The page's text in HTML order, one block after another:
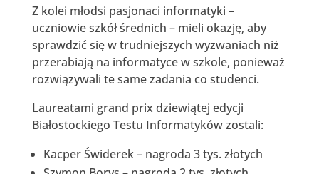
Z kolei młodsi pasjonaci informatyki –
uczniowie szkół średnich – mieli okazję, aby
sprawdzić się w trudniejszych wyzwaniach niż
przerabiają na informatyce w szkole, ponieważ
rozwiązywali te same zadania co studenci.
Laureatami grand prix dziewiątej edycji
Białostockiego Testu Informatyków zostali:
Kacper Świderek – nagroda 3 tys. złotych